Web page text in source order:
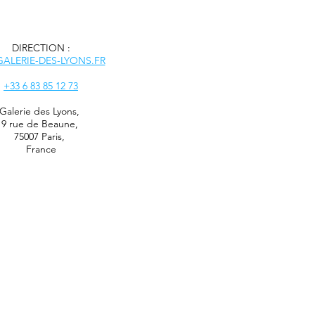
DIRECTION :
DES-LYONS.FR
+33 6 83 85 12 73
Galerie des Lyons
9 rue de Beaune,
75007 Paris,
France